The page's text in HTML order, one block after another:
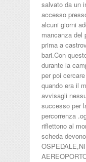
salvato da un
accesso
alcuni giorni
mancanza del
prima a
bari.Con
durante la
per poi
quando era il
avvisagli
successo per
percorrenza
riflettono al
scheda